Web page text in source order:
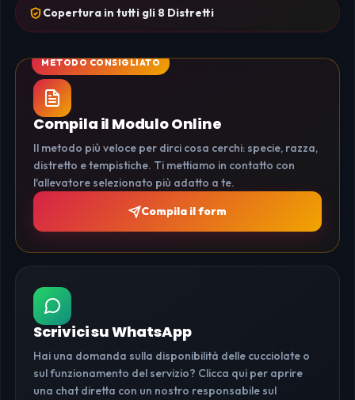
Copertura in tutti gli 8 Distretti
Compila il Modulo Online
Il metodo più veloce per dirci cosa cerchi: specie, razza,
distretto e tempistiche. Ti mettiamo in contatto con
l'allevatore selezionato più adatto a te.
Compila il form
Scrivici su WhatsApp
Hai una domanda sulla disponibilità delle cucciolate o
sul funzionamento del servizio? Clicca qui per aprire
una chat diretta con un nostro responsabile sul